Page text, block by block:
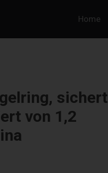
Home
sichert
von 1,2